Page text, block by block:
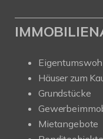
Häuser zum
Grundstücke
Mietangebote